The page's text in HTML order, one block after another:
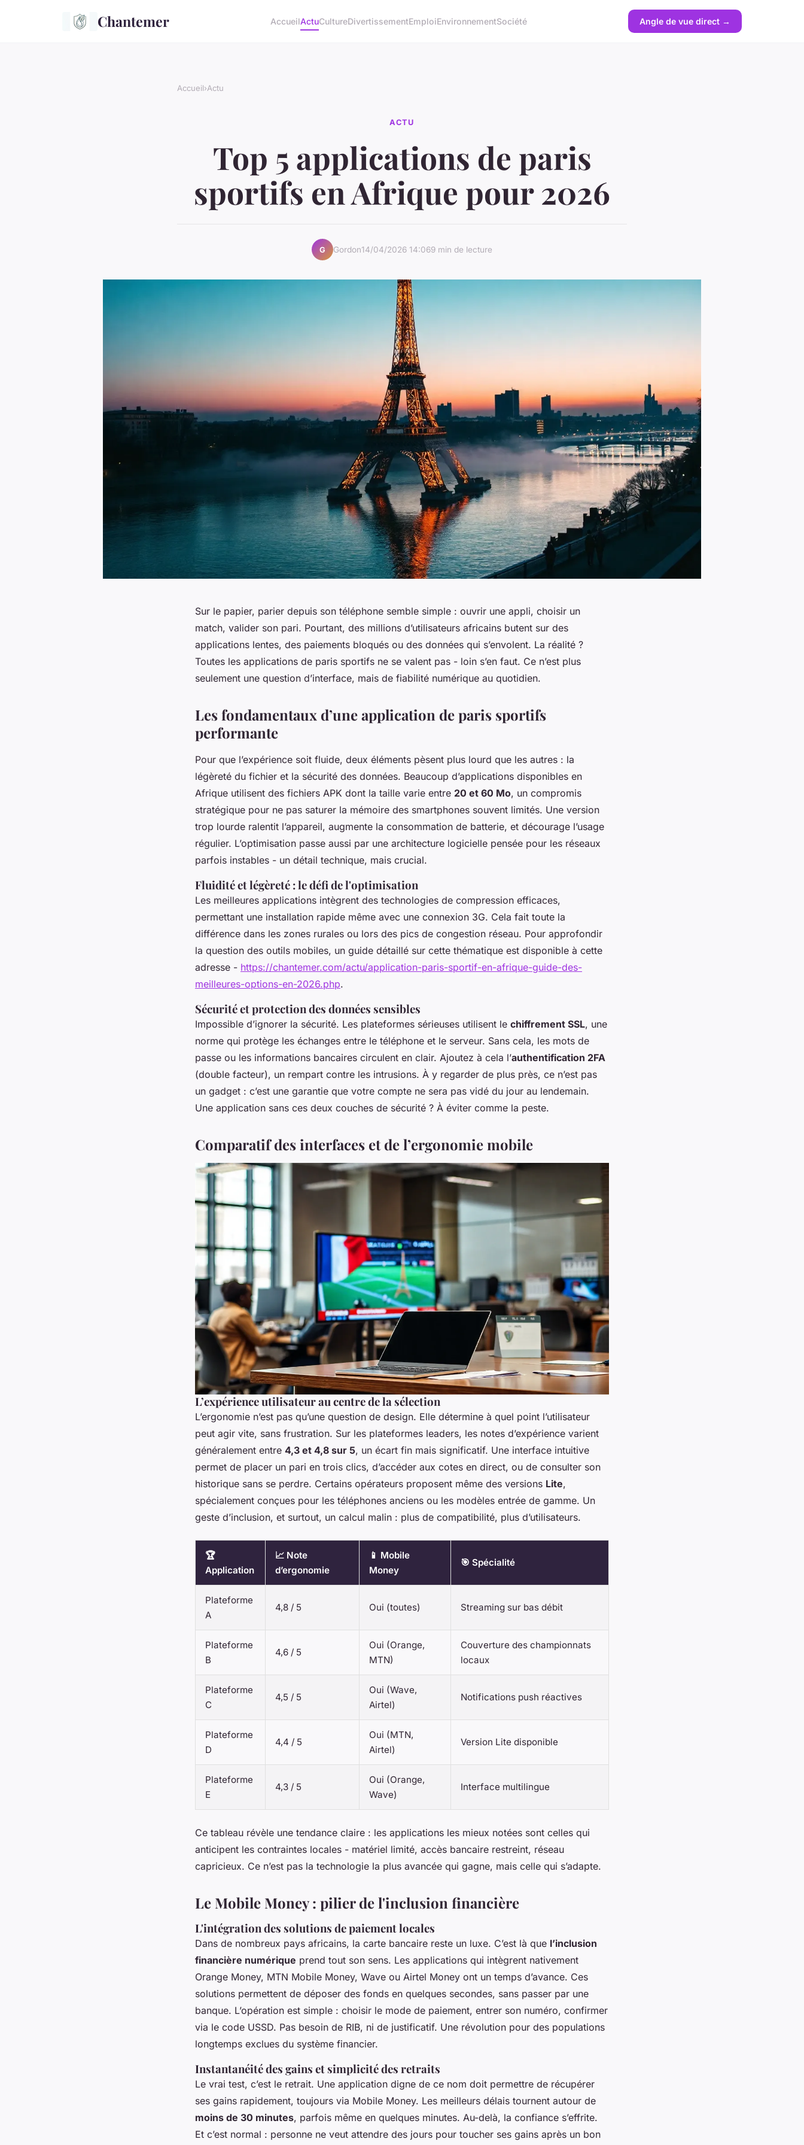
Chantemer AccueilActuCultureDivertissementEmploiEnvironnementSociété Angle de vue direct →
Accueil›Actu
ACTU
Top 5 applications de paris
sportifs en Afrique pour 2026
G Gordon14/04/2026 14:069 min de lecture
Sur le papier, parier depuis son téléphone semble simple : ouvrir une appli, choisir un
match, valider son pari. Pourtant, des millions d’utilisateurs africains butent sur des
applications lentes, des paiements bloqués ou des données qui s’envolent. La réalité ?
Toutes les applications de paris sportifs ne se valent pas - loin s’en faut. Ce n’est plus
seulement une question d’interface, mais de fiabilité numérique au quotidien.
Les fondamentaux d’une application de paris sportifs
performante
Pour que l’expérience soit fluide, deux éléments pèsent plus lourd que les autres : la
légèreté du fichier et la sécurité des données. Beaucoup d’applications disponibles en
Afrique utilisent des fichiers APK dont la taille varie entre 20 et 60 Mo, un compromis
stratégique pour ne pas saturer la mémoire des smartphones souvent limités. Une version
trop lourde ralentit l’appareil, augmente la consommation de batterie, et décourage l’usage
régulier. L’optimisation passe aussi par une architecture logicielle pensée pour les réseaux
parfois instables - un détail technique, mais crucial.
Fluidité et légèreté : le défi de l'optimisation
Les meilleures applications intègrent des technologies de compression efficaces,
permettant une installation rapide même avec une connexion 3G. Cela fait toute la
différence dans les zones rurales ou lors des pics de congestion réseau. Pour approfondir
la question des outils mobiles, un guide détaillé sur cette thématique est disponible à cette
adresse - https://chantemer.com/actu/application-paris-sportif-en-afrique-guide-des-
meilleures-options-en-2026.php.
Sécurité et protection des données sensibles
Impossible d’ignorer la sécurité. Les plateformes sérieuses utilisent le chiffrement SSL, une
norme qui protège les échanges entre le téléphone et le serveur. Sans cela, les mots de
passe ou les informations bancaires circulent en clair. Ajoutez à cela l’authentification 2FA
(double facteur), un rempart contre les intrusions. À y regarder de plus près, ce n’est pas
un gadget : c’est une garantie que votre compte ne sera pas vidé du jour au lendemain.
Une application sans ces deux couches de sécurité ? À éviter comme la peste.
Comparatif des interfaces et de l’ergonomie mobile
L’expérience utilisateur au centre de la sélection
L’ergonomie n’est pas qu’une question de design. Elle détermine à quel point l’utilisateur
peut agir vite, sans frustration. Sur les plateformes leaders, les notes d’expérience varient
généralement entre 4,3 et 4,8 sur 5, un écart fin mais significatif. Une interface intuitive
permet de placer un pari en trois clics, d’accéder aux cotes en direct, ou de consulter son
historique sans se perdre. Certains opérateurs proposent même des versions Lite,
spécialement conçues pour les téléphones anciens ou les modèles entrée de gamme. Un
geste d’inclusion, et surtout, un calcul malin : plus de compatibilité, plus d’utilisateurs.
🏆
Application
📈 Note
d’ergonomie
📱 Mobile
Money
🎯 Spécialité
Plateforme
A
4,8 / 5 Oui (toutes) Streaming sur bas débit
Plateforme
B
4,6 / 5
Oui (Orange,
MTN)
Couverture des championnats
locaux
Plateforme
C
4,5 / 5
Oui (Wave,
Airtel)
Notifications push réactives
Plateforme
D
4,4 / 5
Oui (MTN,
Airtel)
Version Lite disponible
Plateforme
E
4,3 / 5
Oui (Orange,
Wave)
Interface multilingue
Ce tableau révèle une tendance claire : les applications les mieux notées sont celles qui
anticipent les contraintes locales - matériel limité, accès bancaire restreint, réseau
capricieux. Ce n’est pas la technologie la plus avancée qui gagne, mais celle qui s’adapte.
Le Mobile Money : pilier de l'inclusion financière
L'intégration des solutions de paiement locales
Dans de nombreux pays africains, la carte bancaire reste un luxe. C’est là que l’inclusion
financière numérique prend tout son sens. Les applications qui intègrent nativement
Orange Money, MTN Mobile Money, Wave ou Airtel Money ont un temps d’avance. Ces
solutions permettent de déposer des fonds en quelques secondes, sans passer par une
banque. L’opération est simple : choisir le mode de paiement, entrer son numéro, confirmer
via le code USSD. Pas besoin de RIB, ni de justificatif. Une révolution pour des populations
longtemps exclues du système financier.
Instantanéité des gains et simplicité des retraits
Le vrai test, c’est le retrait. Une application digne de ce nom doit permettre de récupérer
ses gains rapidement, toujours via Mobile Money. Les meilleurs délais tournent autour de
moins de 30 minutes, parfois même en quelques minutes. Au-delà, la confiance s’effrite.
Et c’est normal : personne ne veut attendre des jours pour toucher ses gains après un bon